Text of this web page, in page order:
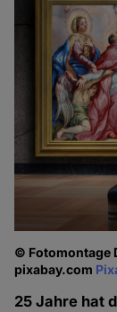
© Fotomontage
pixabay.com
25 Jahre hat